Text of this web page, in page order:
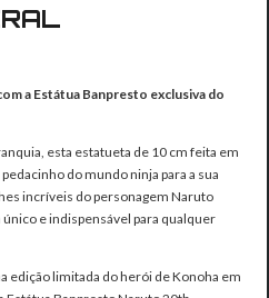
a Estátua Banpresto exclusiva do
esta estatueta de 10 cm feita em
do mundo ninja para a sua
incríveis do personagem Naruto
e indispensável para qualquer
edição limitada do herói de Konoha em